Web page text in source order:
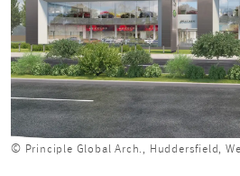
© Principle Global Arch., Huddersfield,